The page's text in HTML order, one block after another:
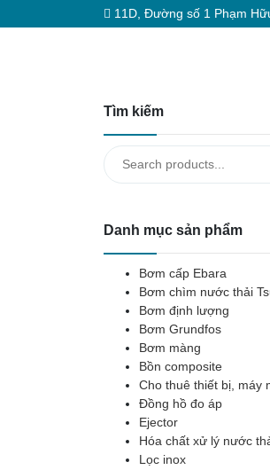
11D, Đường số 1 Phạm
Tìm kiếm
Search
for:
Danh mục sản phẩm
Bơm cấp Ebara
Bơm chìm nước thải
Bơm định lượng
Bơm Grundfos
Bơm màng
Bồn composite
Cho thuê thiết bị, máy
Đồng hồ đo áp
Ejector
Hóa chất xử lý nước
Lọc inox